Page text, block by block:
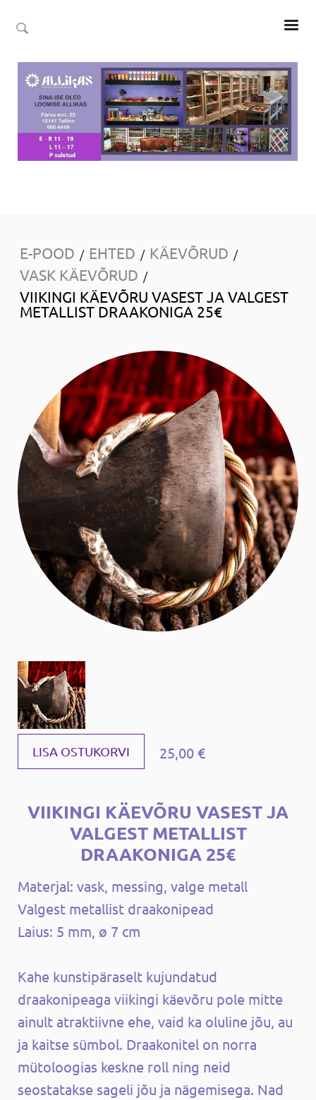
E-POOD / EHTED / KÄEVÕRUD /
VASK KÄEVÕRUD /
VIIKINGI KÄEVÕRU VASEST JA VALGEST
METALLIST DRAAKONIGA 25€
LISA OSTUKORVI 25,00 €
VIIKINGI KÄEVÕRU VASEST JA
VALGEST METALLIST
DRAAKONIGA 25€
Materjal: vask, messing, valge metall
Valgest metallist draakonipead
Laius: 5 mm, ø 7 cm
Kahe kunstipäraselt kujundatud
draakonipeaga viikingi käevõru pole mitte
ainult atraktiivne ehe, vaid ka oluline jõu, au
ja kaitse sümbol. Draakonitel on norra
mütoloogias keskne roll ning neid
seostatakse sageli jõu ja nägemisega. Nad